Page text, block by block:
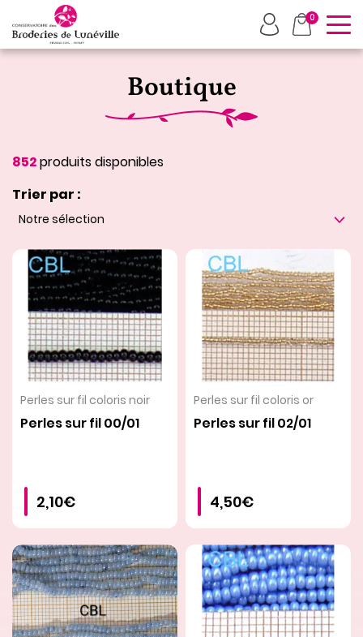
0
Boutique
852produits disponibles
Trier par :
VOIR LE PRODUIT
Perles sur fil coloris noir
Perles sur fil 00/01
2,10€
VOIR LE PRODUIT
Perles sur fil coloris or
Perles sur fil 02/01
4,50€